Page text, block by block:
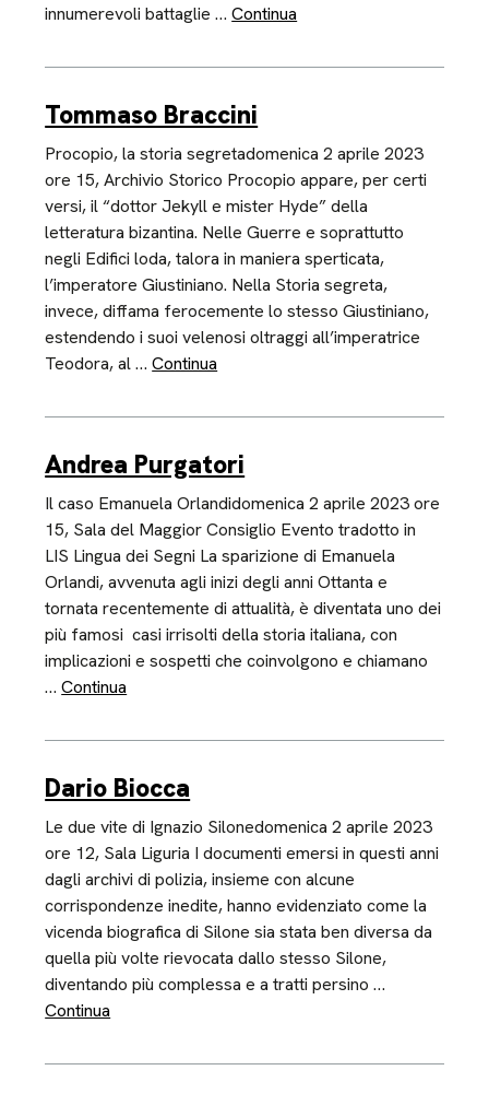
innumerevoli battaglie …Continua
Tommaso Braccini
Procopio, la storia segretadomenica 2 aprile 2023
ore 15, Archivio Storico Procopio appare, per certi
versi, il “dottor Jekyll e mister Hyde” della
letteratura bizantina. Nelle Guerre e soprattutto
negli Edifici loda, talora in maniera sperticata,
l’imperatore Giustiniano. Nella Storia segreta,
invece, diffama ferocemente lo stesso Giustiniano,
estendendo i suoi velenosi oltraggi all’imperatrice
Teodora, al …Continua
Andrea Purgatori
Il caso Emanuela Orlandidomenica 2 aprile 2023 ore
15, Sala del Maggior Consiglio Evento tradotto in
LIS Lingua dei Segni La sparizione di Emanuela
Orlandi, avvenuta agli inizi degli anni Ottanta e
tornata recentemente di attualità, è diventata uno dei
più famosi casi irrisolti della storia italiana, con
implicazioni e sospetti che coinvolgono e chiamano
…Continua
Dario Biocca
Le due vite di Ignazio Silonedomenica 2 aprile 2023
ore 12, Sala Liguria I documenti emersi in questi anni
dagli archivi di polizia, insieme con alcune
corrispondenze inedite, hanno evidenziato come la
vicenda biografica di Silone sia stata ben diversa da
quella più volte rievocata dallo stesso Silone,
diventando più complessa e a tratti persino …
Continua